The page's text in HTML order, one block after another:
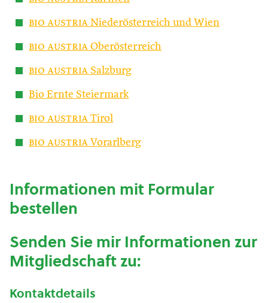
bio austria Niederösterreich und Wien
bio austria Oberösterreich
bio austria Salzburg
Bio Ernte Steiermark
bio austria Tirol
bio austria Vorarlberg
Informationen mit Formular
bestellen
Senden Sie mir Informationen zur
Mitgliedschaft zu:
Kontaktdetails